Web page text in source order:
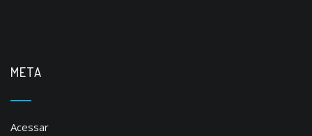
META
Acessar